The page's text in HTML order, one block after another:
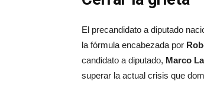
El precandidato a diputado
la fórmula encabezada por
candidato a diputado, Marco
superar la actual crisis que